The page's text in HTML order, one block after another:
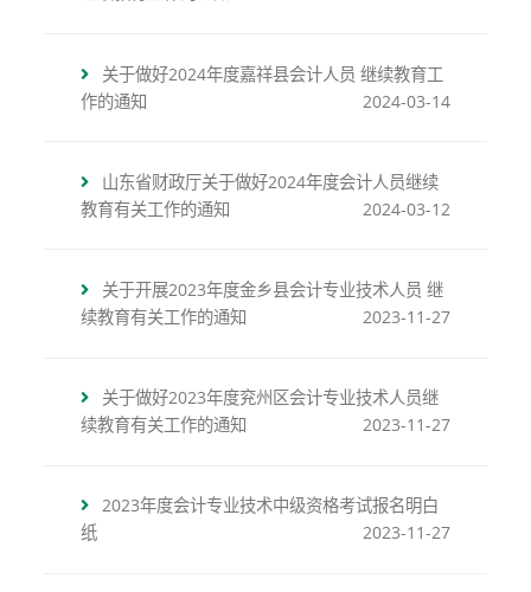
关于做好2024年度嘉祥县会计人员 继续教育工
作的通知
2024-03-14
山东省财政厅关于做好2024年度会计人员继续
教育有关工作的通知
2024-03-12
关于开展2023年度金乡县会计专业技术人员 继
续教育有关工作的通知
2023-11-27
关于做好2023年度兖州区会计专业技术人员继
续教育有关工作的通知
2023-11-27
2023年度会计专业技术中级资格考试报名明白
纸
2023-11-27